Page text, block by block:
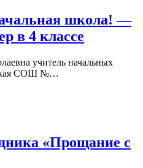
школа! —
в 4 классе
учитель начальных
СОШ №…
«Прощание с